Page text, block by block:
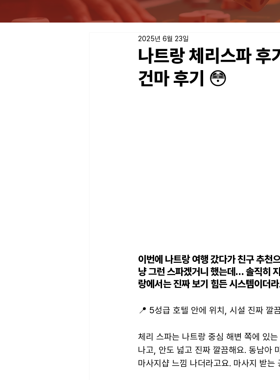
나트랑 체리스파 후
건마 후기 😳
2025년 6월 23일
이번에 나트랑 여행 갔다가 친구 추천
냥 그런 스파겠거니 했는데… 솔직히
랑에서는 진짜 보기 힘든 시스템이더
📍 5성급 호텔 안에 위치, 시설 진짜 깔
체리 스파는 나트랑 중심 해변 쪽에 있
나고, 안도 넓고 진짜 깔끔해요. 동남아
마사지샵 느낌 나더라고요. 마사지 받